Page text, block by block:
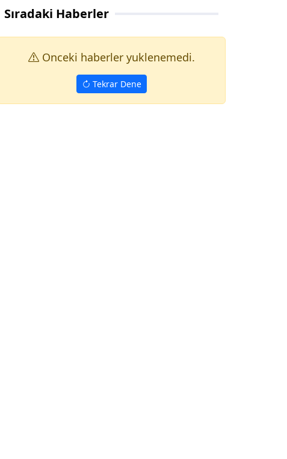
Sıradaki Haberler
Onceki haberler yuklenemedi.
Tekrar Dene